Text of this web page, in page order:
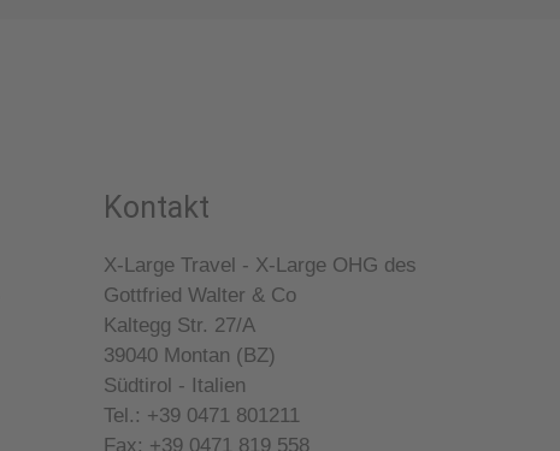
Kontakt
X-Large Travel - X-Large OHG des
Gottfried Walter & Co
Kaltegg Str. 27/A
39040 Montan (BZ)
Südtirol - Italien
Tel.: +39 0471 801211
Fax: +39 0471 819 558